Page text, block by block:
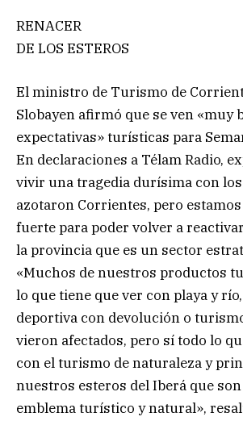
RENACER
DE LOS ESTEROS
El ministro de Turismo de
Slobayen afirmó que se ven «muy
expectativas» turísticas para
En declaraciones a Télam Radio,
vivir una tragedia durísima con
azotaron Corrientes, pero
fuerte para poder volver a
la provincia que es un sector
«Muchos de nuestros productos
lo que tiene que ver con playa y
deportiva con devolución o
vieron afectados, pero sí todo lo
con el turismo de naturaleza y
nuestros esteros del Iberá que
emblema turístico y natural»,